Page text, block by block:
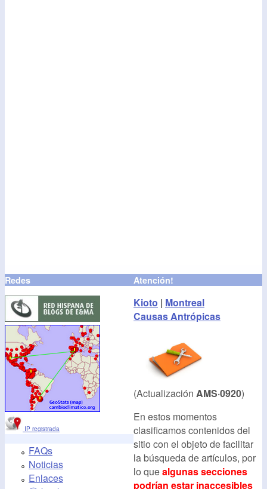
Redes
IP registrada
FAQs
Noticias
Enlaces
Atención!
Kioto | Montreal
Causas Antrópicas
(Actualización AMS·0920)
En estos momentos
clasificamos contenidos del
sitio con el objeto de facilitar
la búsqueda de artículos, por
lo quealgunas secciones
podrían estar inaccesibles